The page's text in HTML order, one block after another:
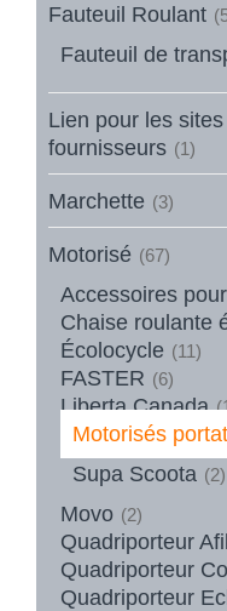
Fauteuil Roulant
Fauteuil de
Lien pour les
fournisseurs (1)
Marchette (3)
Motorisé (67)
Accessoires
Chaise roulante
Écolocycle (11)
FASTER (6)
Liberta Canada
Motorisés
Supa Scoota (2)
Movo (2)
Quadriporteur
Quadriporteur
Quadriporteur